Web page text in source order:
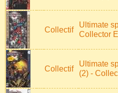
Collectif
Ultimate
Collector
Collectif
Ultimate
(2) -